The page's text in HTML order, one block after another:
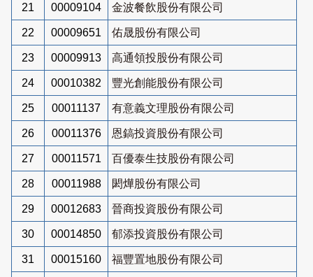
21 00009104 金波餐飲股份有限公司
22 00009651 佑晟股份有限公司
23 00009913 高通領投股份有限公司
24 00010382 豐光創能股份有限公司
25 00011137 有意義文理股份有限公司
26 00011376 恩鎬投資股份有限公司
27 00011571 百優泰生技股份有限公司
28 00011988 閎燁股份有限公司
29 00012683 晉商投資股份有限公司
30 00014850 郁添投資股份有限公司
31 00015160 福豐置地股份有限公司